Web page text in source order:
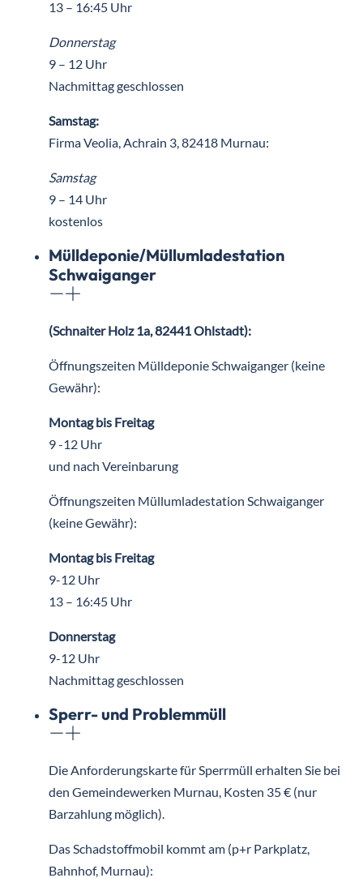
13 – 16:45 Uhr
Donnerstag
9 – 12 Uhr
Nachmittag geschlossen
Samstag:
Firma Veolia, Achrain 3, 82418 Murnau:
Samstag
9 – 14 Uhr
kostenlos
Mülldeponie/Müllumladestation
Schwaiganger
(Schnaiter Holz 1a, 82441 Ohlstadt):
Öffnungszeiten Mülldeponie Schwaiganger (keine
Gewähr):
Montag bis Freitag
9 -12 Uhr
und nach Vereinbarung
Öffnungszeiten Müllumladestation Schwaiganger
(keine Gewähr):
Montag bis Freitag
9-12 Uhr
13 – 16:45 Uhr
Donnerstag
9-12 Uhr
Nachmittag geschlossen
Sperr- und Problemmüll
Die Anforderungskarte für Sperrmüll erhalten Sie bei
den Gemeindewerken Murnau, Kosten 35 € (nur
Barzahlung möglich).
Das Schadstoffmobil kommt am (p+r Parkplatz,
Bahnhof, Murnau):